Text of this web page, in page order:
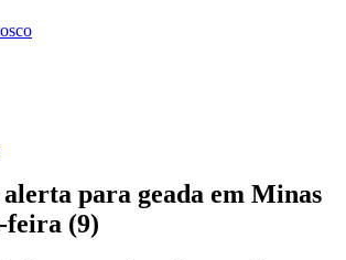
para geada em Minas
feira (9)